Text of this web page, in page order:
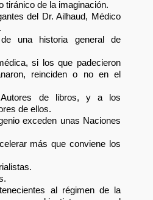
tiránico de la imaginación.
del Dr. Ailhaud, Médico
una historia general de
si los que padecieron
reinciden o no en el
de libros, y a los
de ellos.
exceden unas Naciones
más que conviene los
al régimen de la